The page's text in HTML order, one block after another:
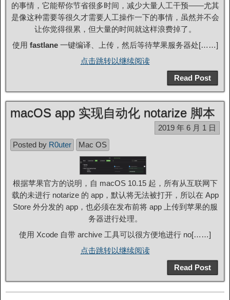
的事情，它能帮你节省很多时间，减少大量人工干预——尤其
是像这种需要等很久才需要人工操作一下的事情，虽然并不会
让你觉得很累，但大量的时间就这样浪费掉了。
使用 fastlane一键编译、上传，然后等待苹果服务器处[……]
点击跳转以继续阅读
Read Post
macOS app 实现自动化 notarize 脚本
2019 年 6 月 1 日
Posted by R0uter Mac OS
根据苹果官方的说明，自 macOS 10.15 起，所有从互联网下
载的未进行 notarize 的 app，默认将无法被打开，所以在 App
Store 外分发的 app，也必须在发布前将 app 上传到苹果的服
务器进行处理。
使用 Xcode 自带 archive 工具可以很方便地进行 no[……]
点击跳转以继续阅读
Read Post